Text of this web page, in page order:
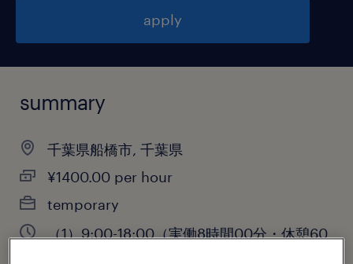
apply
summary
千葉県船橋市, 千葉県
¥1400.00 per hour
temporary
（1）9:00-18:00（実働8時間00分・休憩60